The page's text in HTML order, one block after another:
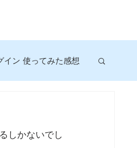
イン 使ってみた感想
戦しよう
しかないでし